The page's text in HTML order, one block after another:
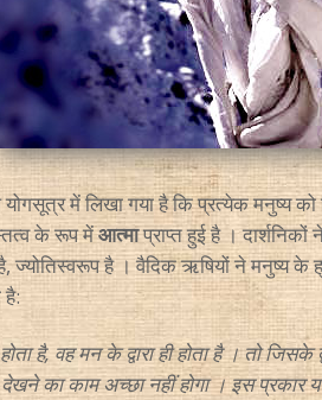
में लिखा गया है कि प्रत्येक मनुष्य
के रूप मेंआत्माप्राप्त हुई है ।
ज्योतिस्वरूप है । वैदिक ऋषियों ने मनुष्य के
है, वह मन के द्वारा ही होता है । तो
का काम अच्छा नहीं होगा । इस प्रकार